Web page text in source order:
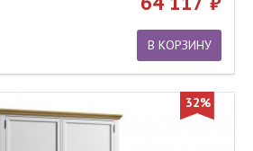
В КОРЗИНУ
32%